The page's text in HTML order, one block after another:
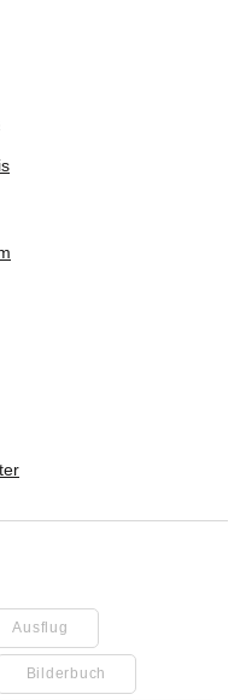
Ausflug
Bilderbuch